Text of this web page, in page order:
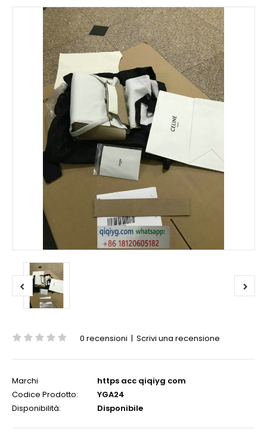
0 recensioni | Scrivi una recensione
Marchi
https acc qiqiyg com
Codice Prodotto:
YGA24
Disponibilità:
Disponibile